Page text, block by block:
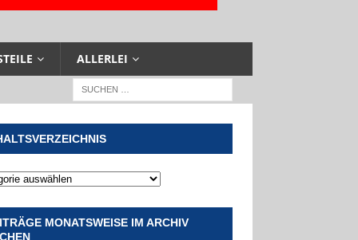
ALLERLEI
MONATSWEISE IM ARCHIV